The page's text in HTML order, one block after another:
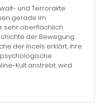
und Terrorakte
gerade im
sehr oberflächlich
der Bewegung
der Incels erklärt, ihre
Kult anstrebt, wird